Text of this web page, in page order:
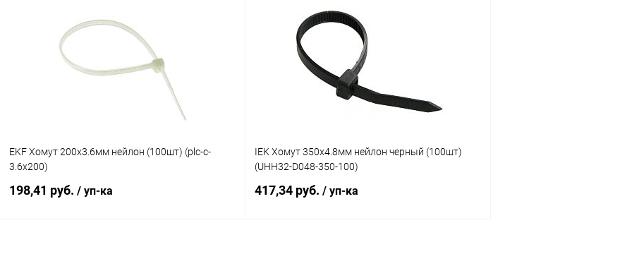
Купить в 1 клик
В избранное В наличии
Купить в 1 клик
В избранное
EKF Хомут 200х3.6мм нейлон (100шт) (plc-c-
3.6x200)
198,41 руб. / уп-ка
IEK Хомут 350х4.8мм нейлон черный (100шт)
(UHH32-D048-350-100)
417,34 руб. / уп-ка